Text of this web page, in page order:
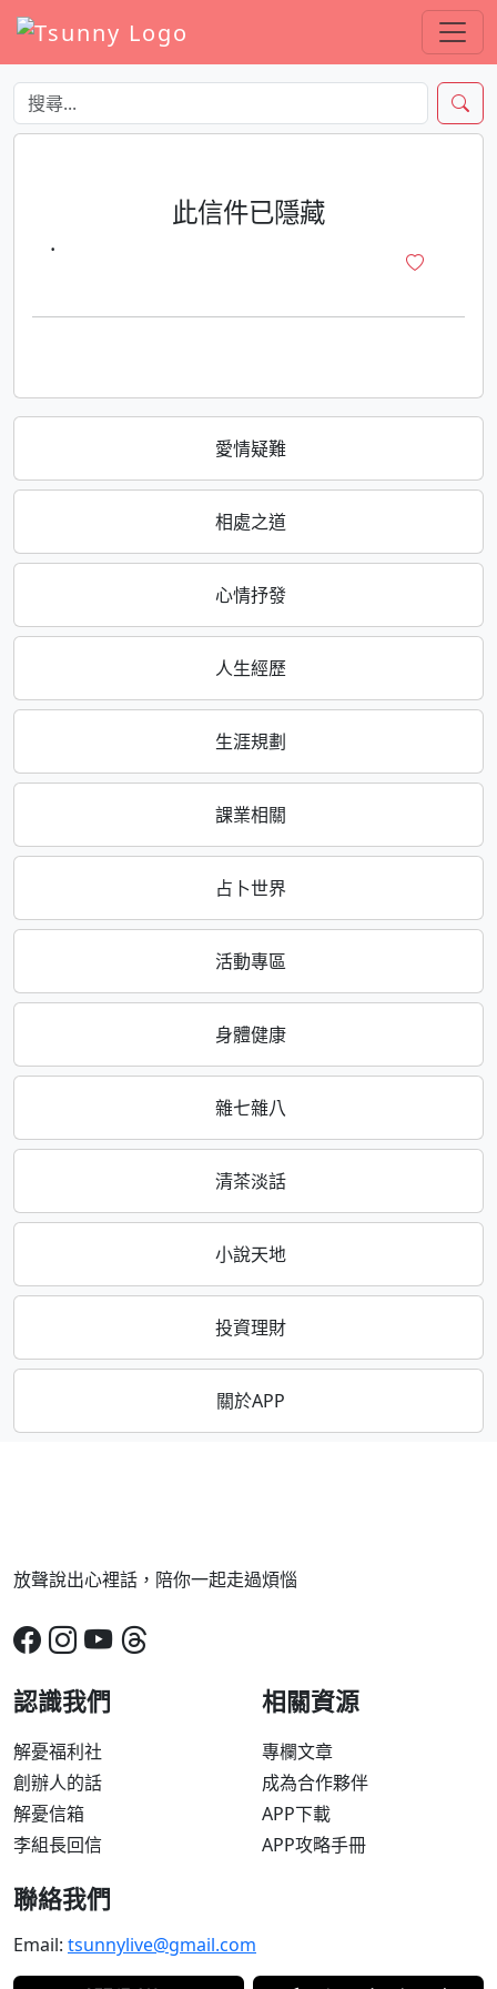
愛情疑難
相處之道
心情抒發
人生經歷
生涯規劃
課業相關
占卜世界
活動專區
身體健康
雜七雜八
清茶淡話
小說天地
投資理財
關於APP
此信件已隱藏
·
放聲說出心裡話，陪你一起走過煩惱
認識我們
解憂福利社
創辦人的話
解憂信箱
李組長回信
相關資源
專欄文章
成為合作夥伴
APP下載
APP攻略手冊
聯絡我們
Email: tsunnylive@gmail.com